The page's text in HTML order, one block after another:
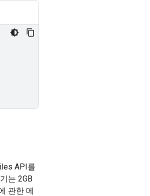
API를
는 2GB
관한 메